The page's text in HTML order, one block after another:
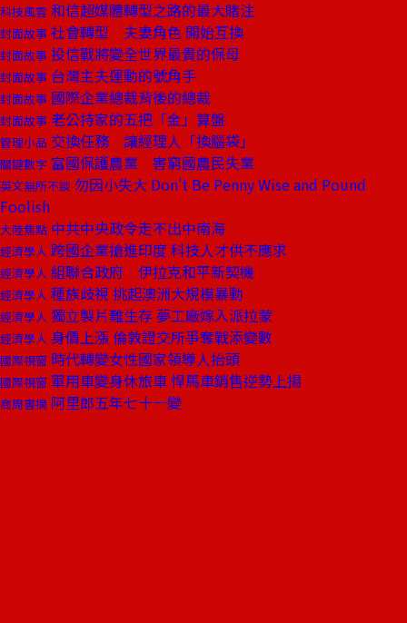
科技風雲 和信超媒體轉型之路的最大賭注
封面故事 社會轉型 夫妻角色 開始互換
封面故事 投信戰將變全世界最貴的保母
封面故事 台灣主夫運動的號角手
封面故事 國際企業總裁背後的總裁
封面故事 老公持家的五把「金」算盤
管理小品 交換任務 讓經理人「換腦袋」
關鍵數字 富國保護農業 害窮國農民失業
英文無所不談 勿因小失大 Don't Be Penny Wise and Pound
Foolish
大陸焦點 中共中央政令走不出中南海
經濟學人 跨國企業搶進印度 科技人才供不應求
經濟學人 組聯合政府 伊拉克和平新契機
經濟學人 種族歧視 挑起澳洲大規模暴動
經濟學人 獨立製片難生存 夢工廠嫁入派拉蒙
經濟學人 身價上漲 倫敦證交所爭奪戰添變數
國際視窗 時代轉變女性國家領導人抬頭
國際視窗 軍用車變身休旅車 悍馬車銷售逆勢上揚
商周書摘 阿里郎五年七十一變